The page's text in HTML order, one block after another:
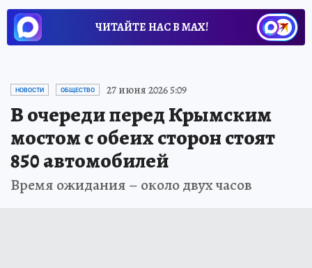
ЧИТАЙТЕ НАС В МАХ!
НОВОСТИ ОБЩЕСТВО 27 июня 2026 5:09
В очереди перед Крымским
мостом с обеих сторон стоят
850 автомобилей
Время ожидания – около двух часов